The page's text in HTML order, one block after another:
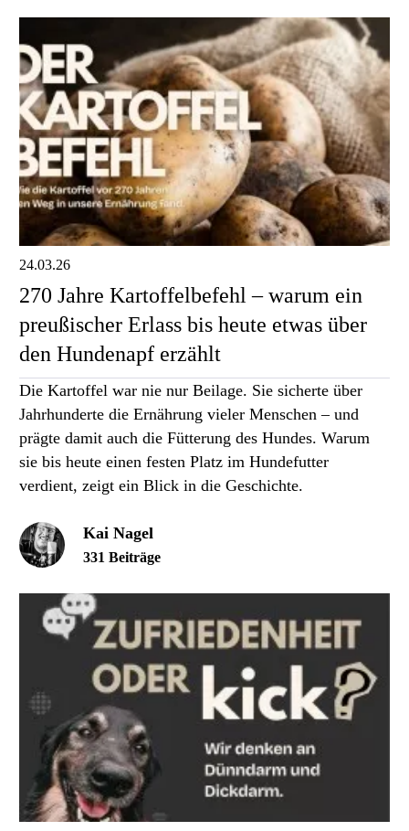
24.03.26
270 Jahre Kartoffelbefehl – warum ein
preußischer Erlass bis heute etwas über
den Hundenapf erzählt
Die Kartoffel war nie nur Beilage. Sie sicherte über
Jahrhunderte die Ernährung vieler Menschen – und
prägte damit auch die Fütterung des Hundes. Warum
sie bis heute einen festen Platz im Hundefutter
verdient, zeigt ein Blick in die Geschichte.
Kai Nagel
331 Beiträge